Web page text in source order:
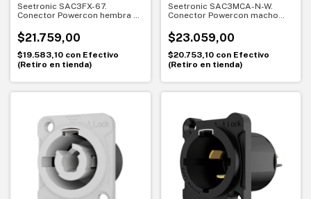
Seetronic SAC3FX-67.
Conector Powercon hembra a
en exteriores
$21.759,00
$19.583,10 con Efectivo
(Retiro en tienda)
Seetronic SAC3MCA-N-W.
Conector Powercon macho
segura y confiable
$23.059,00
$20.753,10 con Efectivo
(Retiro en tienda)